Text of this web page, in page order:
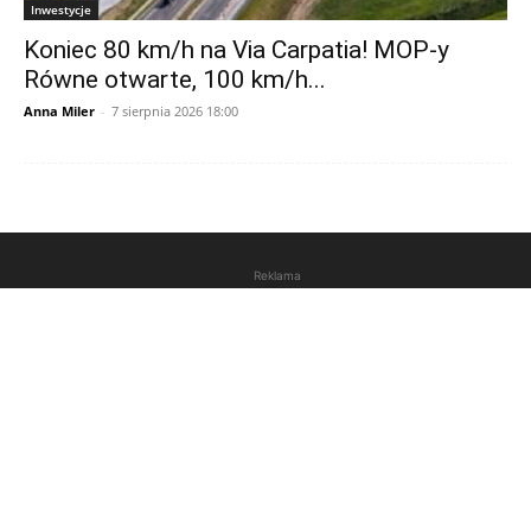
Inwestycje
Koniec 80 km/h na Via Carpatia! MOP-y
Równe otwarte, 100 km/h...
Anna Miler - 7 sierpnia 2026 18:00
Reklama